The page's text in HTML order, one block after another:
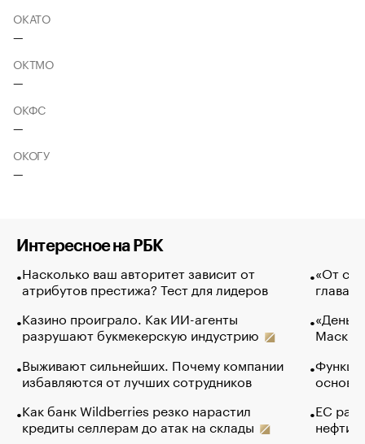
ОКАТО
—
ОКТМО
—
ОКФС
—
ОКОГУ
—
Интересное на РБК
Насколько ваш авторитет зависит от
атрибутов престижа? Тест для лидеров
Казино проиграло. Как ИИ-агенты
разрушают букмекерскую индустрию
Выживают сильнейших. Почему компании
избавляются от лучших сотрудников
Как банк Wildberries резко нарастил
кредиты селлерам до атак на склады
«От
глава
Маск в
основ
ЕС
нефти